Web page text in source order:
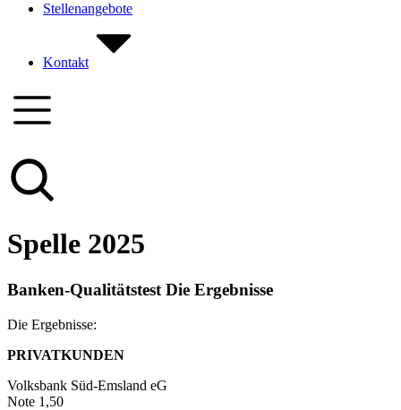
Stellenangebote
Kontakt
Spelle 2025
Banken-Qualitätstest Die Ergebnisse
Die Ergebnisse:
PRIVATKUNDEN
Volksbank Süd-Emsland eG
Note 1,50